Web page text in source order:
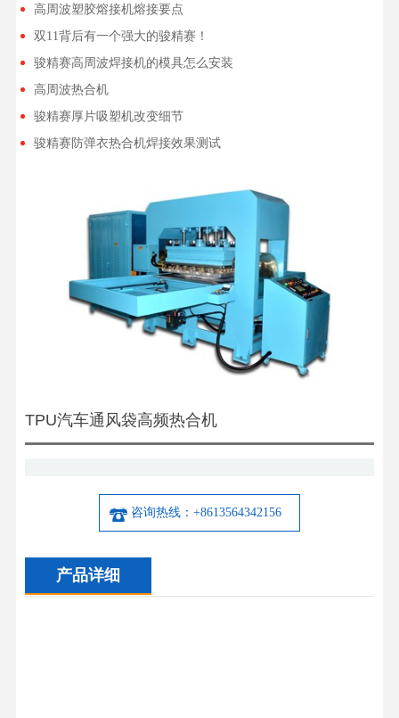
高周波塑胶熔接机熔接要点
双11背后有一个强大的骏精赛！
骏精赛高周波焊接机的模具怎么安装
高周波热合机
骏精赛厚片吸塑机改变细节
骏精赛防弹衣热合机焊接效果测试
TPU汽车通风袋高频热合机
咨询热线：+8613564342156
产品详细